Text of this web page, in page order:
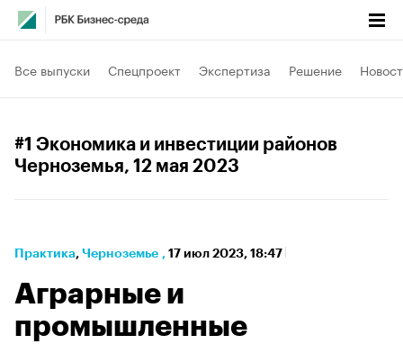
Все выпуски Спецпроект Экспертиза Решение
#1 Экономика и инвестиции районов
Черноземья, 12 мая 2023
Практика⁠, Черноземье , 17 июл 2023, 18:47
Аграрные и
промышленные